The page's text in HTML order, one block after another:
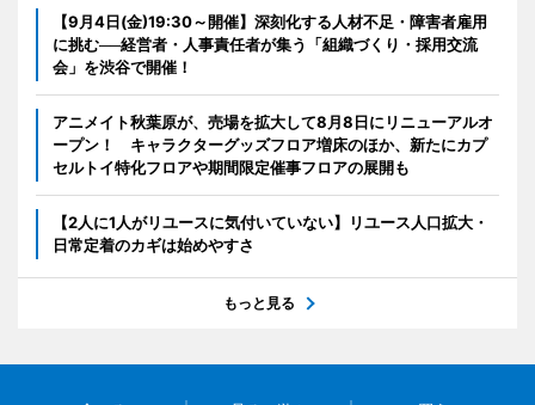
【9月4日(金)19:30～開催】深刻化する人材不足・障害者雇用
に挑む──経営者・人事責任者が集う「組織づくり・採用交流
会」を渋谷で開催！
アニメイト秋葉原が、売場を拡大して8月8日にリニューアルオ
ープン！ キャラクターグッズフロア増床のほか、新たにカプ
セルトイ特化フロアや期間限定催事フロアの展開も
【2人に1人がリユースに気付いていない】リユース人口拡大・
日常定着のカギは始めやすさ
もっと見る